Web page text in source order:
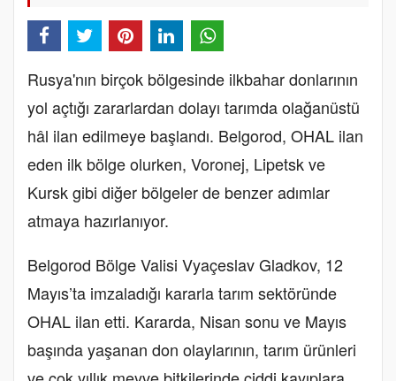
Rusya'nın birçok bölgesinde ilkbahar donlarının
yol açtığı zararlardan dolayı tarımda olağanüstü
hâl ilan edilmeye başlandı. Belgorod, OHAL ilan
eden ilk bölge olurken, Voronej, Lipetsk ve
Kursk gibi diğer bölgeler de benzer adımlar
atmaya hazırlanıyor.
Belgorod Bölge Valisi Vyaçeslav Gladkov, 12
Mayıs’ta imzaladığı kararla tarım sektöründe
OHAL ilan etti. Kararda, Nisan sonu ve Mayıs
başında yaşanan don olaylarının, tarım ürünleri